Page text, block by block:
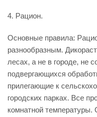
4. Рацион.
Основные правила:
разнообразным.
лесах, а не в городе, не
подвергающихся
прилегающие к
городских парках. Все
комнатной